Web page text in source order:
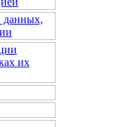
данных,
их